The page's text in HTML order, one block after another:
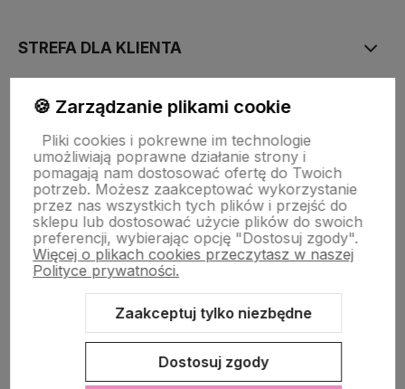
STREFA DLA KLIENTA
PŁATNOŚĆ I DOSTAWA
STRONY INFORMACYJNE
POMOC DLA KLIENTA
Zawartość tej strony jest chroniona prawem autorskim - PINK BOX®
🍪 Zarządzanie plikami cookie
Pliki cookies i pokrewne im technologie
umożliwiają poprawne działanie strony i
pomagają nam dostosować ofertę do Twoich
potrzeb. Możesz zaakceptować wykorzystanie
przez nas wszystkich tych plików i przejść do
sklepu lub dostosować użycie plików do swoich
preferencji, wybierając opcję "Dostosuj zgody".
Więcej o plikach cookies przeczytasz w naszej
Polityce prywatności.
Zaakceptuj tylko niezbędne
Dostosuj zgody